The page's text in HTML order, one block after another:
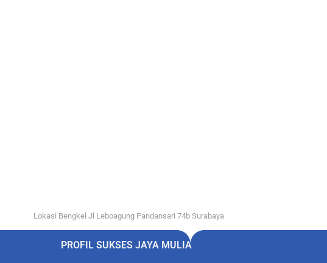
Lokasi Bengkel Jl Leboagung Pandansari 74b Surabaya
PROFIL SUKSES JAYA MULIA